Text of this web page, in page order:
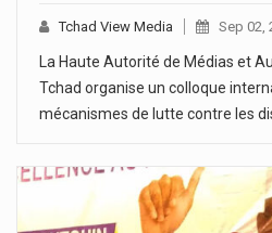
Tchad View Media Sep 02,
La Haute Autorité de Médias et
Tchad organise un colloque
mécanismes de lutte contre les